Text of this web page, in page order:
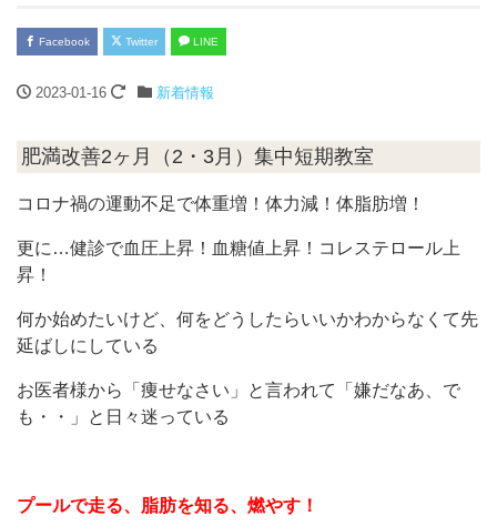
Facebook Twitter LINE
2023-01-16 新着情報
肥満改善2ヶ月（2・3月）集中短期教室
コロナ禍の運動不足で体重増！体力減！体脂肪増！
更に…健診で血圧上昇！血糖値上昇！コレステロール上
昇！
何か始めたいけど、何をどうしたらいいかわからなくて先
延ばしにしている
お医者様から「痩せなさい」と言われて「嫌だなあ、で
も・・」と日々迷っている
プールで走る、脂肪を知る、燃やす！